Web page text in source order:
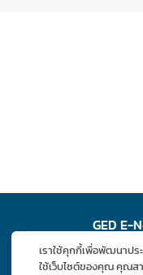
GED E-
เราใช้คุกกี้เพื่อพัฒนาปร
ใช้เว็บไซต์ของคุณ คุณส